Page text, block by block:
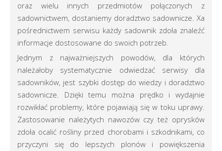
oraz wielu innych przedmiotów połączonych z
sadownictwem, dostaniemy doradztwo sadownicze. Xa
pośrednictwem serwisu każdy sadownik zdoła znaleźć
informacje dostosowane do swoich potrzeb.
Jednym z najważniejszych powodów, dla których
należałoby systematycznie odwiedzać serwisy dla
sadowników, jest szybki dostęp do wiedzy i doradztwo
sadownicze. Dzięki temu można prędko i wydajnie
rozwikłać problemy, które pojawiają się w toku uprawy.
Zastosowanie należytych nawozów czy też oprysków
zdoła ocalić rośliny przed chorobami i szkodnikami, co
przyczyni się do lepszych plonów i powiększenia